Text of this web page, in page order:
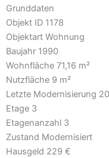
Grunddaten
Objekt ID 1178
Objektart Wohnung
Baujahr 1990
Wohnfläche 71,16 m²
Nutzfläche 9 m²
Letzte Modernisierung
Etage 3
Etagenanzahl 3
Zustand Modernisiert
Hausgeld 229 €